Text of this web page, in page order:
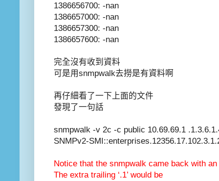
1386656700: -nan
1386657000: -nan
1386657300: -nan
1386657600: -nan
完全沒有收到資料
可是用snmpwalk去撈是有資料啊
再仔細看了一下上面的文件
發現了一句話
snmpwalk -v 2c -c public 10.69.69.1
SNMPv2-
Notice that the snmpwalk came back with
The extra trailing ‘.1’ would be